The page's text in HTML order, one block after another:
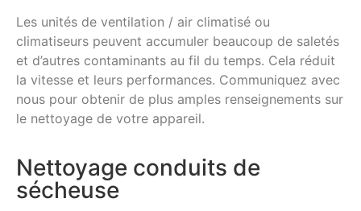
Les unités de ventilation / air climatisé ou
climatiseurs peuvent accumuler beaucoup de saletés
et d’autres contaminants au fil du temps. Cela réduit
la vitesse et leurs performances. Communiquez avec
nous pour obtenir de plus amples renseignements sur
le nettoyage de votre appareil.
Nettoyage conduits de
sécheuse